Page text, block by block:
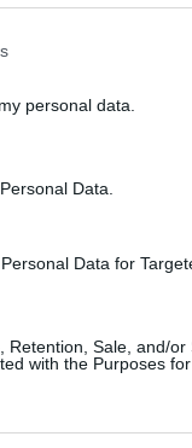
personal data.
Data.
Data for
Retention, Sale, and/or
with the Purposes
nel
spese, ma si
gli obiettivi
il procurement